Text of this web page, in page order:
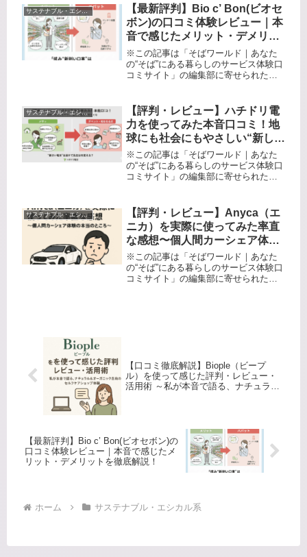
「このゴミ、本当にどうにかしたい」
「エコは気になるけど、難しそうで
一...
サステナブル・エシカル系
【最新評判】Bio c’ Bon(ビオセ
ボン)の口コミ体験レビュー｜本
音で感じたメリット・デメリッ
トを徹底解説！
※この記事は「そばワールド｜あなた
の“そば”にある暮らしのサービス体験口
コミサイト」の編集部に寄せられた各
「敷居が高い」「続かない」というイ
メージ、ありませんか？私もその一...
サステナブル・エシカル系
【評判・レビュー】ハチドリ電
力を使ってみた本音口コミ！地
球にも社会にもやさしい“新しい
電気”の実力とは
※この記事は「そばワールド｜あなた
の“そば”にある暮らしのサービス体験口
コミサイト」の編集部に寄せられた各
ない？——悩みながら見つけた「やさ
しい選択」電気料金の明細を眺めて...
サステナブル・エシカル系
【評判・レビュー】Anyca（エ
ニカ）を実際に使ってみた率直
な感想〜個人間カーシェア体験
の本当のところ〜
※この記事は「そばワールド｜あなた
の“そば”にある暮らしのサービス体験口
コミサイト」の編集部に寄せられた各
【口コミ徹底解説】Biople（ビープ
ル）を使って感じた評判・レビュー・
活用術 ～私が本音で語る、ナチュラル
【最新評判】Bio c’ Bon(ビオセボン)の
口コミ体験レビュー｜本音で感じたメ
リット・デメリットを徹底解説！
ホーム サステナブル・エシカル系